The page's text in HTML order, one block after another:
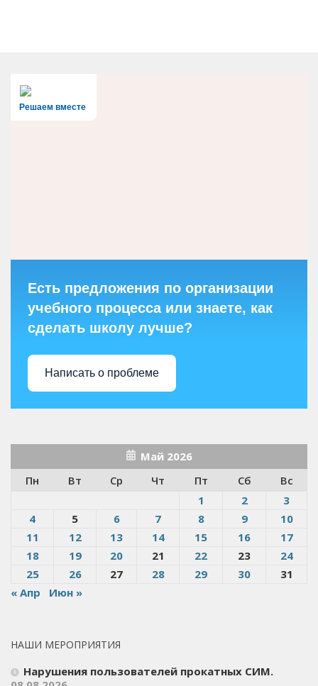
Решаем вместе
Есть предложения по организации
учебного процесса или знаете, как
сделать школу лучше?
Написать о проблеме
Май 2026
Пн
Вт Ср Чт Пт Сб
Вс
1
2
3
4
5 6 7 8 9
10
11
12 13 14 15 16
17
18
19 20 21 22 23
24
25
26 27 28 29 30
31
« Апр
Июн »
НАШИ МЕРОПРИЯТИЯ
Нарушения пользователей прокатных СИМ.